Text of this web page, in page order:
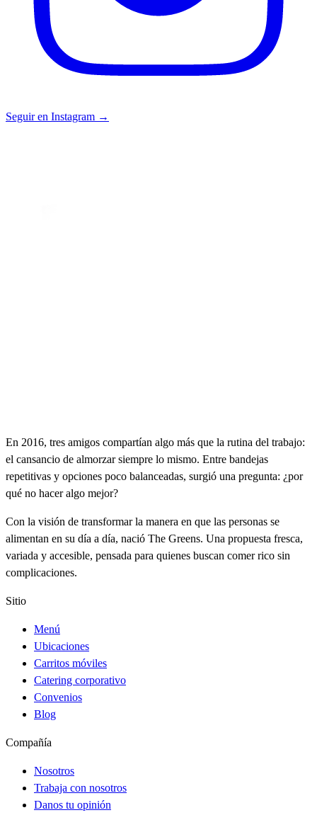
Seguir en Instagram →
En 2016, tres amigos compartían algo más que la rutina del trabajo:
el cansancio de almorzar siempre lo mismo. Entre bandejas
repetitivas y opciones poco balanceadas, surgió una pregunta: ¿por
qué no hacer algo mejor?
Con la visión de transformar la manera en que las personas se
alimentan en su día a día, nació The Greens. Una propuesta fresca,
variada y accesible, pensada para quienes buscan comer rico sin
complicaciones.
Sitio
Menú
Ubicaciones
Carritos móviles
Catering corporativo
Convenios
Blog
Compañía
Nosotros
Trabaja con nosotros
Danos tu opinión